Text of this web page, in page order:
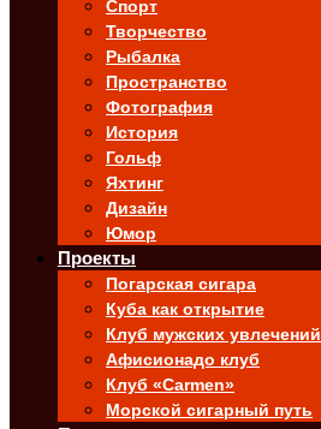
Спорт
Творчество
Рыбалка
Пространство
Фотография
История
Гольф
Яхтинг
Дизайн
Юмор
Проекты
Погарская сигара
Куба как открытие
Клуб мужских увлечений
Афисионадо клуб
Клуб «Carmen»
Морской сигарный путь